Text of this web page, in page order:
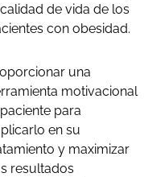
de vida de los
con obesidad.
una
motivacional
para
en su
y maximizar
resultados